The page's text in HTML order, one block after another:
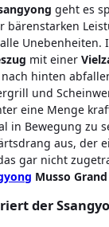
geht es
bärenstarken
Unebenheiten.
mit einer
hinten
und
eine Menge
in Bewegung zu
aus, der
gar nicht
Musso Grand
der